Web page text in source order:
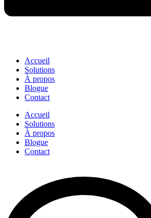
Accueil
Solutions
À propos
Blogue
Contact
Accueil
Solutions
À propos
Blogue
Contact